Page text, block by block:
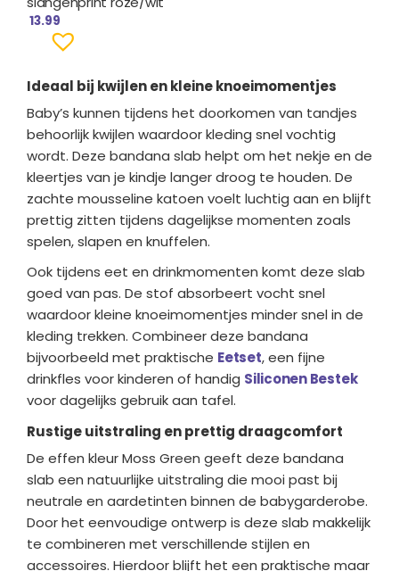
13.99
Ideaal bij kwijlen en kleine knoeimomentjes
Baby’s kunnen tijdens het doorkomen van tandjes
behoorlijk kwijlen waardoor kleding snel vochtig
wordt. Deze bandana slab helpt om het nekje en de
kleertjes van je kindje langer droog te houden. De
zachte mousseline katoen voelt luchtig aan en blijft
prettig zitten tijdens dagelijkse momenten zoals
spelen, slapen en knuffelen.
Ook tijdens eet en drinkmomenten komt deze slab
goed van pas. De stof absorbeert vocht snel
waardoor kleine knoeimomentjes minder snel in de
kleding trekken. Combineer deze bandana
bijvoorbeeld met praktische Eetset, een fijne
drinkfles voor kinderen of handig Siliconen Bestek
voor dagelijks gebruik aan tafel.
Rustige uitstraling en prettig draagcomfort
De effen kleur Moss Green geeft deze bandana
slab een natuurlijke uitstraling die mooi past bij
neutrale en aardetinten binnen de babygarderobe.
Door het eenvoudige ontwerp is deze slab makkelijk
te combineren met verschillende stijlen en
accessoires. Hierdoor blijft het een praktische maar